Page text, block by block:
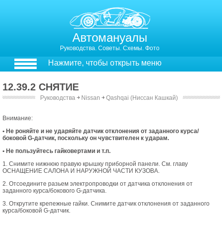
Автомануалы
Руководства. Советы. Схемы. Фото
Нажмите, чтобы открыть меню
12.39.2 СНЯТИЕ
Руководства ￫ Nissan ￫ Qashqai (Ниссан Кашкай)
Внимание:
• Не роняйте и не ударяйте датчик отклонения от заданного курса/
боковой G-датчик, поскольку он чувствителен к ударам.
• Не пользуйтесь гайковертами и т.п.
1. Снимите нижнюю правую крышку приборной панели. См. главу
ОСНАЩЕНИЕ САЛОНА И НАРУЖНОЙ ЧАСТИ КУЗОВА.
2. Отсоедините разьем электропроводки от датчика отклонения от
заданного курса/бокового G-датчика.
3. Открутите крепежные гайки. Снимите датчик отклонения от заданного
курса/боковой G-датчик.